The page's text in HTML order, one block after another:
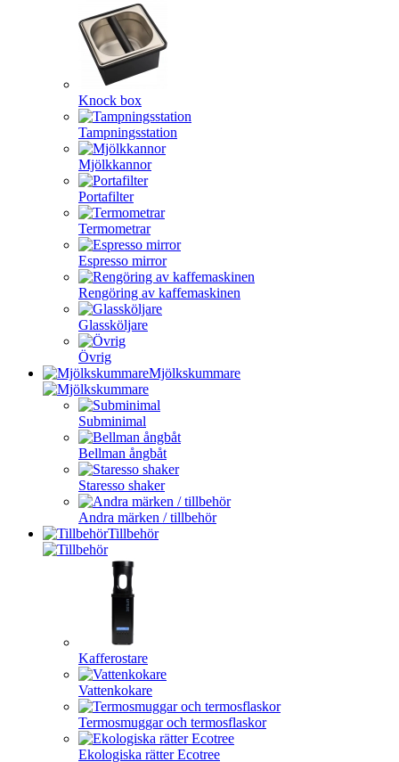
Knock box
Tampningsstation
Mjölkkannor
Portafilter
Termometrar
Espresso mirror
Rengöring av kaffemaskinen
Glassköljare
Övrig
Mjölkskummare
Subminimal
Bellman ångbåt
Staresso shaker
Andra märken / tillbehör
Tillbehör
Kafferostare
Vattenkokare
Termosmuggar och termosflaskor
Ekologiska rätter Ecotree